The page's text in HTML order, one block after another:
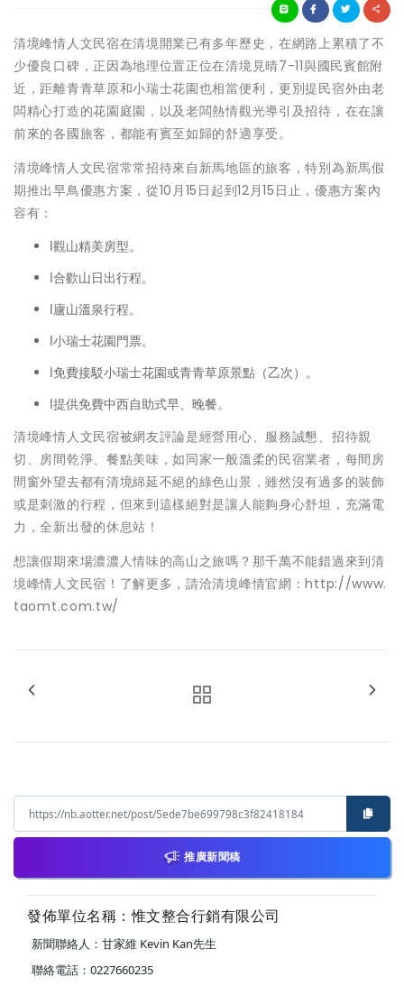
清境峰情人文民宿在清境開業已有多年歷史，在網路上累積了不
少優良口碑，正因為地理位置正位在清境見晴7-11與國民賓館附
近，距離青青草原和小瑞士花園也相當便利，更別提民宿外由老
闆精心打造的花園庭園，以及老闆熱情觀光導引及招待，在在讓
前來的各國旅客，都能有賓至如歸的舒適享受。
清境峰情人文民宿常常招待來自新馬地區的旅客，特別為新馬假
期推出早鳥優惠方案，從10月15日起到12月15日止，優惠方案內
容有：
l觀山精美房型。
l合歡山日出行程。
l廬山溫泉行程。
l小瑞士花園門票。
l免費接駁小瑞士花園或青青草原景點（乙次）。
l提供免費中西自助式早、晚餐。
清境峰情人文民宿被網友評論是經營用心、服務誠懇、招待親
切、房間乾淨、餐點美味，如同家一般溫柔的民宿業者，每間房
間窗外望去都有清境綿延不絕的綠色山景，雖然沒有過多的裝飾
或是刺激的行程，但來到這樣絕對是讓人能夠身心舒坦，充滿電
力，全新出發的休息站！
想讓假期來場濃濃人情味的高山之旅嗎？那千萬不能錯過來到清
境峰情人文民宿！了解更多，請洽清境峰情官網：http://www.
taomt.com.tw/
推廣新聞稿
發佈單位名稱：惟文整合行銷有限公司
新聞聯絡人：甘家維 Kevin Kan先生
聯絡電話：0227660235